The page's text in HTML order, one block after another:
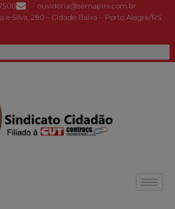
ouvidoria@semapirs.com.br
e Silva, 280 – Cidade Baixa – Porto Alegre/RS